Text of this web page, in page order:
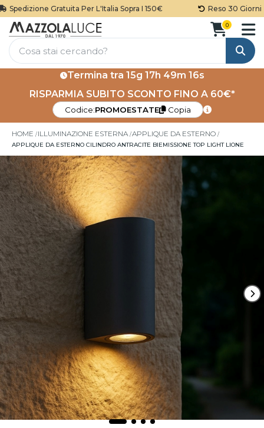
Gratuita Per L'Italia Sopra I 150€ Reso 30 Giorni
Cerca
0
Termina tra 15g 17h 49m 15s
RISPARMIA SUBITO SCONTO FINO A 60€*
Codice:PROMOESTATE Copia
HOME ILLUMINAZIONE ESTERNA APPLIQUE DA ESTERNO
APPLIQUE DA ESTERNO CILINDRO ANTRACITE BIEMISSIONE TOP LIGHT LIONE